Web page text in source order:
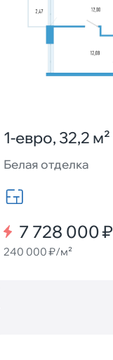
1-евро, 32,2 м²
Белая отделка
7 728 000 ₽
240 000 ₽/м²